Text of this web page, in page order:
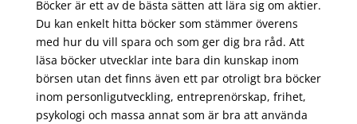
Böcker är ett av de bästa sätten att lära sig om aktier.
Du kan enkelt hitta böcker som stämmer överens
med hur du vill spara och som ger dig bra råd. Att
läsa böcker utvecklar inte bara din kunskap inom
börsen utan det finns även ett par otroligt bra böcker
inom personligutveckling, entreprenörskap, frihet,
psykologi och massa annat som är bra att använda